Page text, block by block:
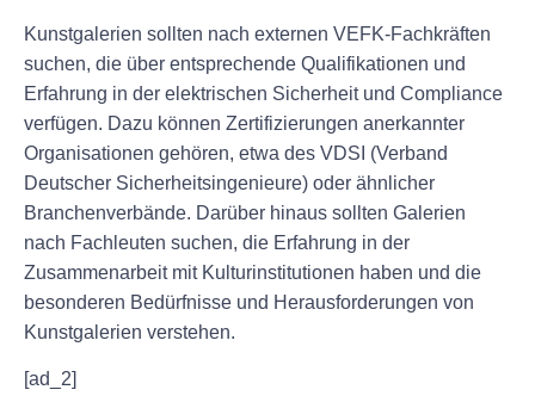
Kunstgalerien sollten nach externen VEFK-Fachkräften
suchen, die über entsprechende Qualifikationen und
Erfahrung in der elektrischen Sicherheit und Compliance
verfügen. Dazu können Zertifizierungen anerkannter
Organisationen gehören, etwa des VDSI (Verband
Deutscher Sicherheitsingenieure) oder ähnlicher
Branchenverbände. Darüber hinaus sollten Galerien
nach Fachleuten suchen, die Erfahrung in der
Zusammenarbeit mit Kulturinstitutionen haben und die
besonderen Bedürfnisse und Herausforderungen von
Kunstgalerien verstehen.
[ad_2]